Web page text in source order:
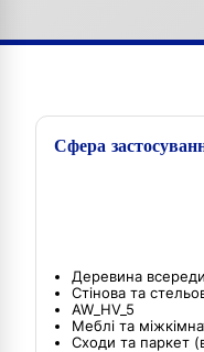
Сфера
Деревина
Стінова та
AW_HV_5
Меблі та
Сходи та паркет